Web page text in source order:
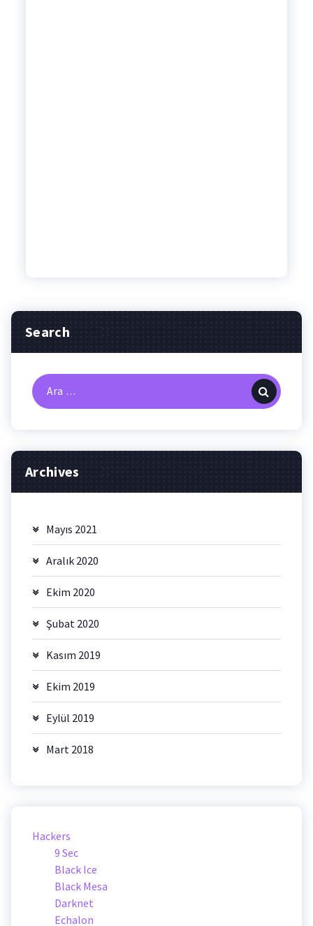
Search
Arama:
Archives
Mayıs 2021
Aralık 2020
Ekim 2020
Şubat 2020
Kasım 2019
Ekim 2019
Eylül 2019
Mart 2018
Hackers
9 Sec
Black Ice
Black Mesa
Darknet
Echalon